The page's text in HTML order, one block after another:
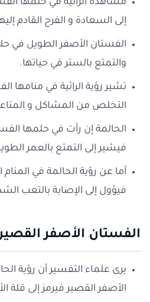
مشاهدة الرائية في حلمها
إلى السعادة و الفرح القادم
الفستان الأصفر الطويل في
والتمتع بالستر في حياتها.
تشير رؤية الرائية في منامها
التخلص من المشاكل و
الحالمة إن رأت في حلمها
فيشير إلى التمتع بالعمر
أما عن رؤية الحالمة في
فيؤول إلى الإصابة بالتعب
الفستان الأصفر
يرى علماء التفسير أن رؤية
الأصفر القصير فيرمز إلى قلة